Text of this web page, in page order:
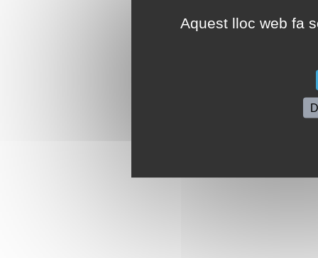
Aquest lloc web fa